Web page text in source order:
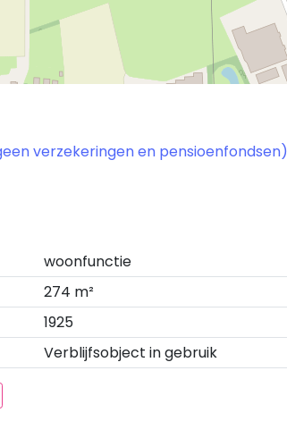
verzekeringen en pensioenfondsen)
woonfunctie
274 m²
1925
Verblijfsobject in gebruik